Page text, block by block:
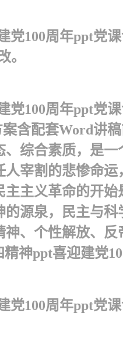
党100周年ppt党
。
100周年ppt党
含配套Word讲
综合素质，是
宰割的悲惨命
主义革命的开
源泉，民主与
、个性解放、
神ppt喜迎建党
100周年ppt党